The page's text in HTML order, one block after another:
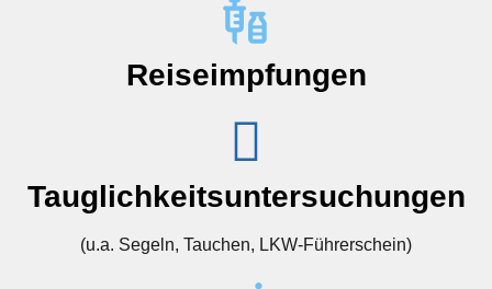
Reiseimpfungen
Tauglichkeitsuntersuchungen
(u.a. Segeln, Tauchen, LKW-Führerschein)